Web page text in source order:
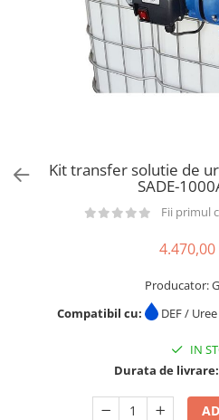
Rezervoare stationare
Rezervoare stationare subterane
Kit transfer solutie de
SADE-
Fii primul
4.470,00
Producator:
Compatibil cu:
DEF /
IN
Durata de livrare: